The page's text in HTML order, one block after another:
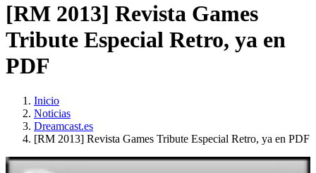
[RM 2013] Revista Games
Tribute Especial Retro, ya en
PDF
Inicio
Noticias
Dreamcast.es
[RM 2013] Revista Games Tribute Especial Retro, ya en PDF